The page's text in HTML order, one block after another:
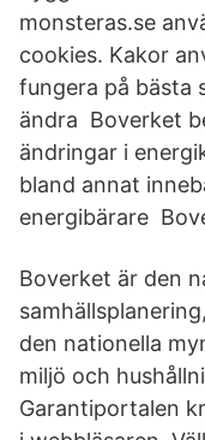
monsteras.se
cookies. Kakor
fungera på bästa
ändra Boverket
ändringar i
bland annat
energibärare
Boverket är den
den nationella
miljö och
Garantiportalen